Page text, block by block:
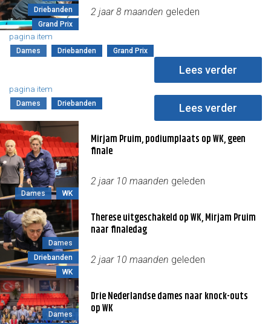
Driebanden
Grand Prix
2 jaar 8 maanden geleden
pagina item
Dames Driebanden Grand Prix
Lees verder
pagina item
Dames Driebanden Lees verder
Dames WK
Mirjam Pruim, podiumplaats op WK, geen
finale
2 jaar 10 maanden geleden
Dames
Driebanden
WK
Therese uitgeschakeld op WK, Mirjam Pruim
naar finaledag
2 jaar 10 maanden geleden
Dames
Drie Nederlandse dames naar knock-outs
op WK